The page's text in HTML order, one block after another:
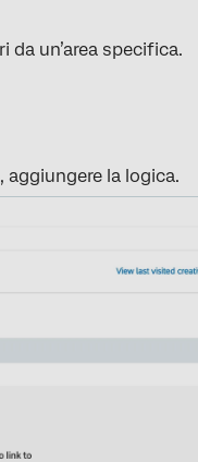
un’area specifica.
aggiungere la logica.